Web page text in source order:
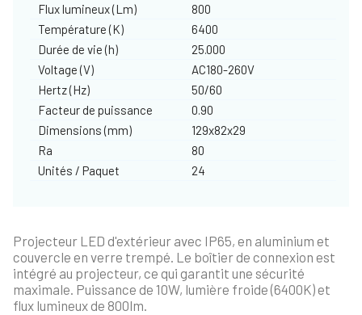
Flux lumineux (Lm)
800
Température (K)
6400
Durée de vie (h)
25.000
Voltage (V)
AC180-260V
Hertz (Hz)
50/60
Facteur de puissance
0.90
Dimensions (mm)
129x82x29
Ra
80
Unités / Paquet
24
Projecteur LED d'extérieur avec IP65, en aluminium et
couvercle en verre trempé. Le boîtier de connexion est
intégré au projecteur, ce qui garantit une sécurité
maximale. Puissance de 10W, lumière froide (6400K) et
flux lumineux de 800lm.